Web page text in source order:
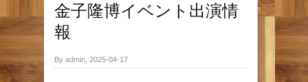
金子隆博イベント出演情
報
By admin, 2025-04-17